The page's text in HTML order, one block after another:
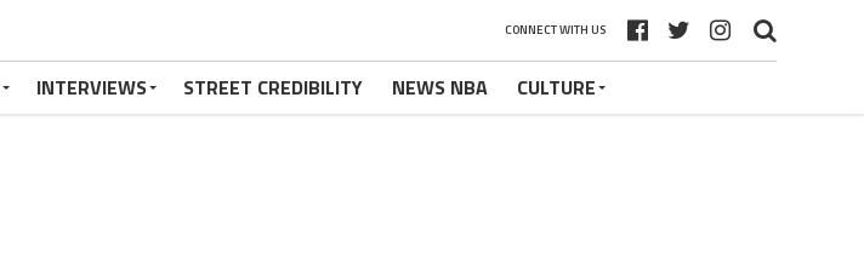
CONNECT WITH US
INTERVIEWS STREET CREDIBILITY NEWS NBA CULTURE